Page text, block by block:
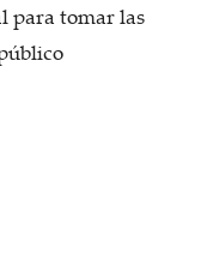
para tomar las